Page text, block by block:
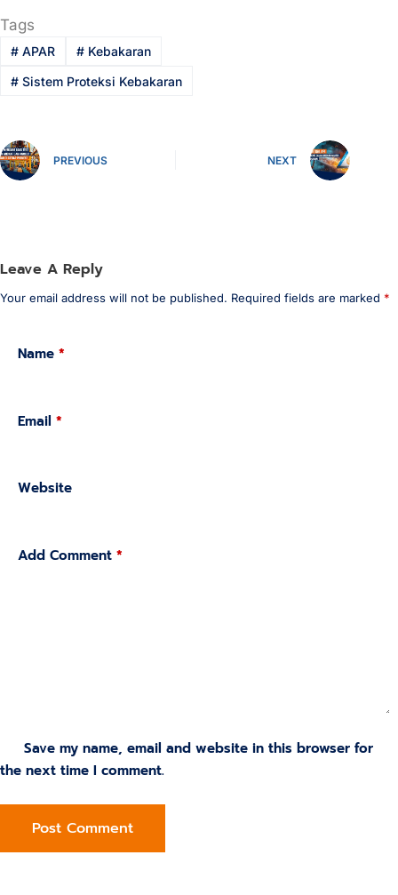
Tags
#APAR #Kebakaran
#Sistem Proteksi Kebakaran
PREVIOUS NEXT
Leave A Reply
Your email address will not be published. Required fields are marked *
Name *
Email *
Website
Add Comment *
Save my name, email and website in this browser for
the next time I comment.
Post Comment